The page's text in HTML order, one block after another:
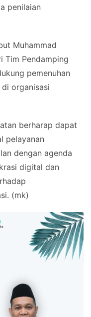
penilaian
Muhammad
Tim Pendamping
pemenuhan
organisasi
berharap dapat
pelayanan
dengan agenda
digital dan
(mk)